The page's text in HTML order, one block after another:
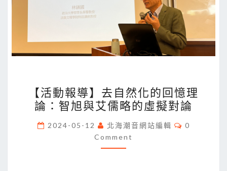
動
報
導】
去
自
【活動報導】去自然化的回憶理
論：智旭與艾儒略的虛擬對論
2024-05-12 北海潮音網站編輯 Comments
0
Comment